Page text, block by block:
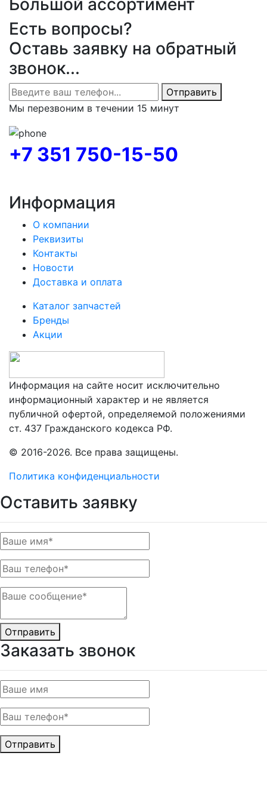
Большой ассортимент
Информация на сайте носит исключительно
информационный характер и не является
публичной офертой, определяемой положениями
ст. 437 Гражданского кодекса РФ.
Есть вопросы?
Оставь заявку на обратный
звонок...
Отправить
Мы перезвоним в течении 15 минут
+7 351 750-15-50
Информация
О компании
Реквизиты
Контакты
Новости
Доставка и оплата
Каталог запчастей
Бренды
Акции
© 2016-2026. Все права защищены.
Политика конфиденциальности
Оставить заявку
Отправить
Заказать звонок
Отправить